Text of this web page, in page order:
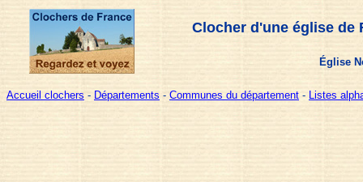
Clocher d'une église de
Église
Accueil clochers - Départements - Communes du département - Listes